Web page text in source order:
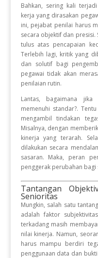
Bahkan, sering kali
kerja yang dirasakan
ini, pejabat penilai harus
secara objektif dan presisi.
tulus atas pencapaian
Terlebih lagi, kritik yang
dan solutif bagi
pegawai tidak akan
penilaian rutin.
Lantas, bagaimana
memenuhi standar?.
mengambil tindakan
Misalnya, dengan
kinerja yang terarah.
dilakukan secara
sasaran. Maka, peran
penggerak perubahan
Tantangan
Senioritas
Mungkin, salah satu
adalah faktor subjektivitas
terkadang masih
nilai kinerja. Namun,
harus mampu berdiri
penggunaan data dan